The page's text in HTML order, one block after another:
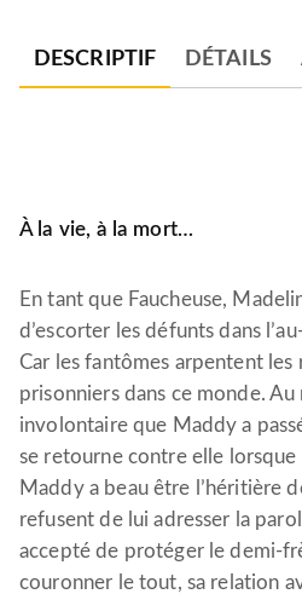
DESCRIPTIF DÉTAILS
À la vie, à la mort…
En tant que Faucheuse,
d’escorter les défunts dans
Car les fantômes arpentent les
prisonniers dans ce monde.
involontaire que Maddy a
se retourne contre elle lorsque
Maddy a beau être l’héritière
refusent de lui adresser la
accepté de protéger le demi-
couronner le tout, sa relation